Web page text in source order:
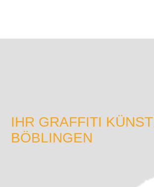
IHR GRAFFITI
BÖBLINGEN